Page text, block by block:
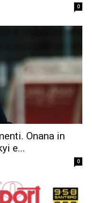
0
Onana in
e...
0